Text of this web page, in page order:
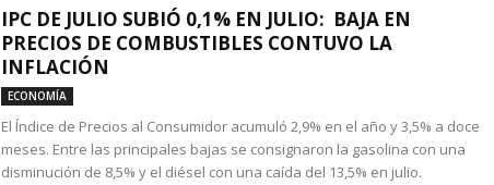
IPC DE JULIO SUBIÓ 0,1% EN JULIO: BAJA EN
PRECIOS DE COMBUSTIBLES CONTUVO LA
INFLACIÓN
ECONOMÍA
El Índice de Precios al Consumidor acumuló 2,9% en el año y 3,5% a doce
meses. Entre las principales bajas se consignaron la gasolina con una
disminución de 8,5% y el diésel con una caída del 13,5% en julio.